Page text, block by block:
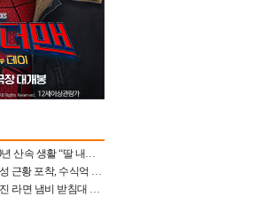
배우 최일순, 이혼 후 20년 산속 생활 “딸 내가 버렸다고 원망‥맘 아파”(특종)[어제TV]
‘혼외자→유부남’ 정우성 근황 포착, 수식억 해킹 피해 후배 만났다 “존경하는”
집 공개 유재석, 결혼사진 라면 냄비 받침대 되고 분노‥가족사진도 피해(놀뭐)[어제TV]